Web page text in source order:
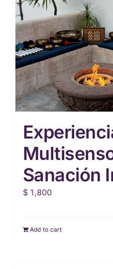
Sanación
$ 1,800
Add to cart